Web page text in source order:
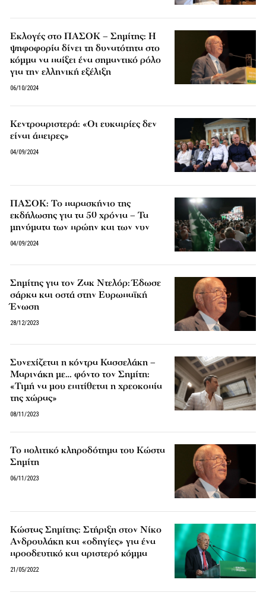
Εκλογές στο ΠΑΣΟΚ – Σημίτης: Η
ψηφοφορία δίνει τη δυνατότητα στο
κόμμα να παίξει ένα σημαντικό ρόλο
για την ελληνική εξέλιξη
06/10/2024
Κεντροαριστερά: «Οι ευκαιρίες δεν
είναι άπειρες»
04/09/2024
ΠΑΣΟΚ: Το παρασκήνιο της
εκδήλωσης για τα 50 χρόνια – Τα
μηνύματα των πρώην και των νυν
04/09/2024
Σημίτης για τον Ζακ Ντελόρ: Έδωσε
σάρκα και οστά στην Ευρωπαϊκή
Ένωση
28/12/2023
Συνεχίζεται η κόντρα Κασσελάκη –
Μαρινάκη με… φόντο τον Σημίτη:
«Τιμή να μου επιτίθεται η χρεοκοπία
της χώρας»
08/11/2023
Το πολιτικό κληροδότημα του Κώστα
Σημίτη
06/11/2023
Κώστας Σημίτης: Στήριξη στον Νίκο
Ανδρουλάκη και «οδηγίες» για ένα
προοδευτικό και αριστερό κόμμα
21/05/2022